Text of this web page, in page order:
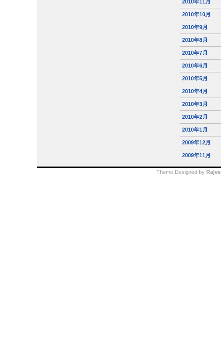
2010年11月
2010年10月
2010年9月
2010年8月
2010年7月
2010年6月
2010年5月
2010年4月
2010年3月
2010年2月
2010年1月
2009年12月
2009年11月
Theme Designed by